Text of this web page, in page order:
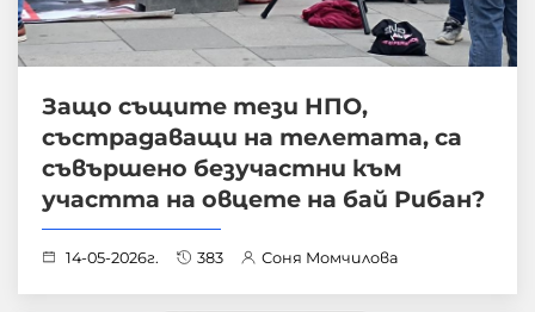
Защо същите тези НПО,
състрадаващи на телетата, са
съвършено безучастни към
участта на овцете на бай Рибан?
14-05-2026г. 383 Соня Момчилова